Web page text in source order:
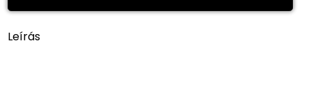
Leírás